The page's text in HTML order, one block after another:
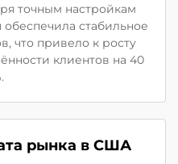
точным настройкам
стабильное
что привело к росту
клиентов на 40
рынка в США